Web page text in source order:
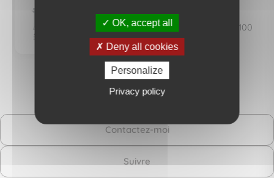
22 Avenue Foch - 94100
SAINT MAUR
Contactez-moi
Suivre
OK, accept all
Deny all cookies
Personalize
Privacy policy